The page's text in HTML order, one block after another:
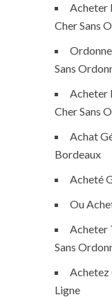
Acheter
Cher Sans
Sans
Acheter
Cher Sans
Achat
Bordeaux
Acheté
Ou
Acheter
Sans
Achetez
Ligne